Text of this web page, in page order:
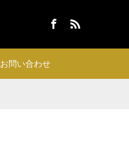
お問い合わせ